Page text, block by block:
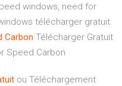
windows, need for
télécharger gratuit
Carbon Télécharger Gratuit
Speed Carbon
ou Téléchargement